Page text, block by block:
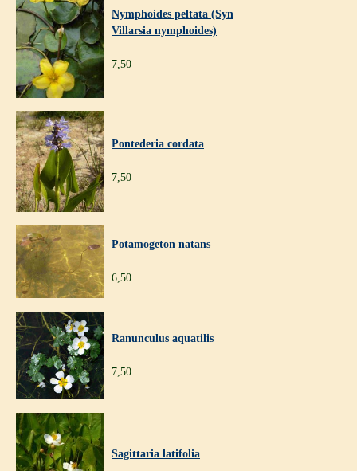
Nymphoides peltata (Syn
Villarsia nymphoides)
7,50
Pontederia cordata
7,50
Potamogeton natans
6,50
Ranunculus aquatilis
7,50
Sagittaria latifolia